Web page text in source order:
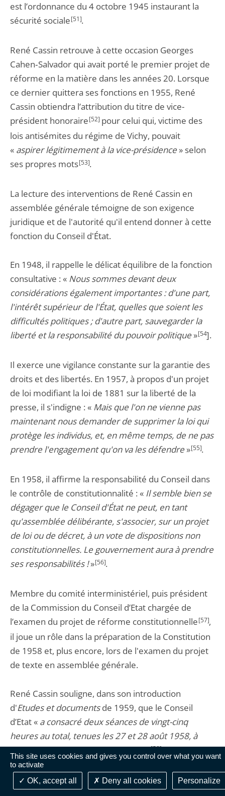
This site uses cookies and gives you control over what you want
to activate
OK, accept all
Deny all cookies Personalize
est l’ordonnance du 4 octobre 1945 instaurant la
sécurité sociale[51].
René Cassin retrouve à cette occasion Georges
Cahen‑Salvador qui avait porté le premier projet de
réforme en la matière dans les années 20. Lorsque
ce dernier quittera ses fonctions en 1955, René
Cassin obtiendra l’attribution du titre de vice-
président honoraire[52] pour celui qui, victime des
lois antisémites du régime de Vichy, pouvait
« aspirer légitimement à la vice-présidence » selon
ses propres mots[53].
La lecture des interventions de René Cassin en
assemblée générale témoigne de son exigence
juridique et de l'autorité qu'il entend donner à cette
fonction du Conseil d'État.
En 1948, il rappelle le délicat équilibre de la fonction
consultative : « Nous sommes devant deux
considérations également importantes : d'une part,
l'intérêt supérieur de l'État, quelles que soient les
difficultés politiques ; d'autre part, sauvegarder la
liberté et la responsabilité du pouvoir politique »[54].
Il exerce une vigilance constante sur la garantie des
droits et des libertés. En 1957, à propos d'un projet
de loi modifiant la loi de 1881 sur la liberté de la
presse, il s'indigne : « Mais que l'on ne vienne pas
maintenant nous demander de supprimer la loi qui
protège les individus, et, en même temps, de ne pas
prendre l'engagement qu'on va les défendre »[55].
En 1958, il affirme la responsabilité du Conseil dans
le contrôle de constitutionnalité : « Il semble bien se
dégager que le Conseil d'État ne peut, en tant
qu'assemblée délibérante, s'associer, sur un projet
de loi ou de décret, à un vote de dispositions non
constitutionnelles. Le gouvernement aura à prendre
ses responsabilités !»[56].
Membre du comité interministériel, puis président
de la Commission du Conseil d’Etat chargée de
l’examen du projet de réforme constitutionnelle[57],
il joue un rôle dans la préparation de la Constitution
de 1958 et, plus encore, lors de l'examen du projet
de texte en assemblée générale.
René Cassin souligne, dans son introduction
d'Etudes et documentsde 1959, que le Conseil
d’Etat « a consacré deux séances de vingt-cinq
heures au total, tenues les 27 et 28 août 1958, à
l'examen du projet constitutionnel»[58].
Il préside même, fin 1958, la commission
[59]